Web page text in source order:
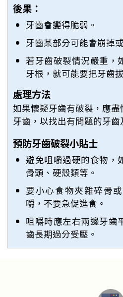
後果：
牙齒會變得脆弱。
牙齒某部分可能會崩掉
若牙齒破裂情況嚴重，
牙根，就可能要把牙齒
處理方法
如果懷疑牙齒有破裂，應
牙齒，以找出有問題的牙齒
預防牙齒破裂小貼士
避免咀嚼過硬的食物，
骨頭、硬殼類等。
要小心食物夾雜碎骨
嚼，不要急促進食。
咀嚼時應左右兩邊牙齒
齒長期過分受壓。